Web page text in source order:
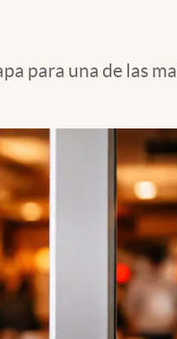
para una de las